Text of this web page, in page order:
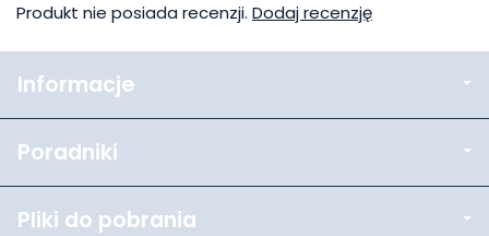
Produkt nie posiada recenzji. Dodaj recenzję
Informacje
Poradniki
Pliki do pobrania